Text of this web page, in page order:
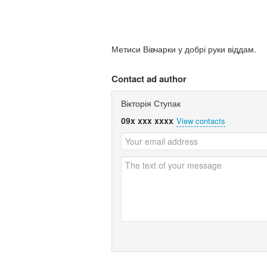
Метиси Вівчарки у добрі руки віддам.
Contact ad author
Вікторія Ступак
09x xxx xxxx View contacts